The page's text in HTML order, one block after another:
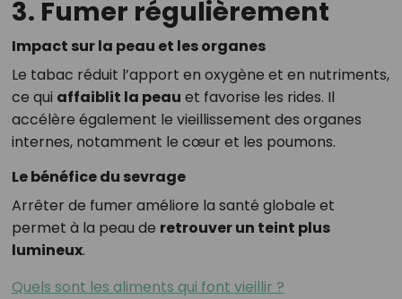
3. Fumer régulièrement
Impact sur la peau et les organes
Le tabac réduit l’apport en oxygène et en nutriments,
ce qui affaiblit la peau et favorise les rides. Il
accélère également le vieillissement des organes
internes, notamment le cœur et les poumons.
Le bénéfice du sevrage
Arrêter de fumer améliore la santé globale et
permet à la peau de retrouver un teint plus
lumineux.
Quels sont les aliments qui font vieillir ?